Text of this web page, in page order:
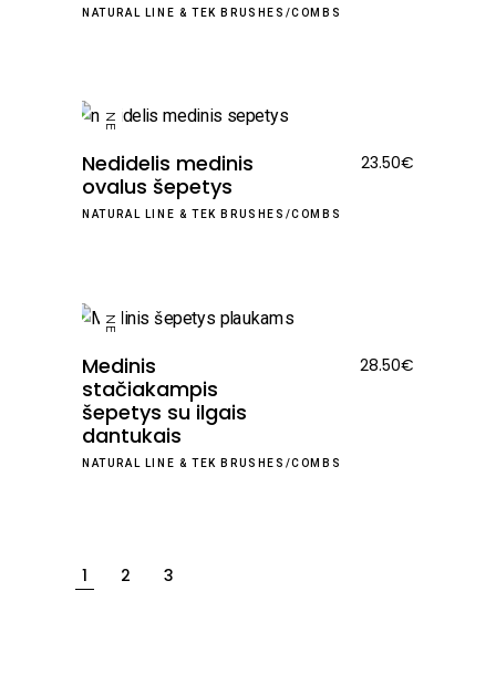
NATURAL LINE &TEK BRUSHES/COMBS
NEW
Nedidelis medinis
ovalus šepetys
23.50€
NATURAL LINE & TEK BRUSHES/COMBS
NEW
Medinis
stačiakampis
šepetys su ilgais
dantukais
28.50€
NATURAL LINE &TEK BRUSHES/COMBS
1 2 3